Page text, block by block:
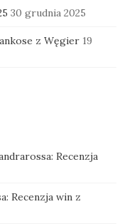
30 grudnia 2025
z Węgier 19
Recenzja
Recenzja win z